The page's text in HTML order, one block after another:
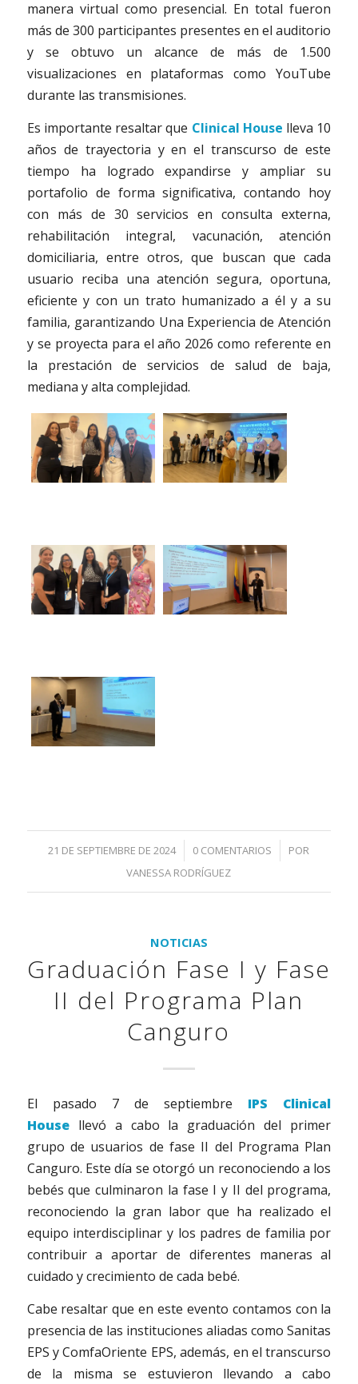
manera virtual como presencial. En total fueron
más de 300 participantes presentes en el auditorio
y se obtuvo un alcance de más de 1.500
visualizaciones en plataformas como YouTube
durante las transmisiones.
Es importante resaltar que Clinical House lleva 10
años de trayectoria y en el transcurso de este
tiempo ha logrado expandirse y ampliar su
portafolio de forma significativa, contando hoy
con más de 30 servicios en consulta externa,
rehabilitación integral, vacunación, atención
domiciliaria, entre otros, que buscan que cada
usuario reciba una atención segura, oportuna,
eficiente y con un trato humanizado a él y a su
familia, garantizando Una Experiencia de Atención
y se proyecta para el año 2026 como referente en
la prestación de servicios de salud de baja,
mediana y alta complejidad.
21 DE SEPTIEMBRE DE 2024
/ 0 COMENTARIOS
/
POR
VANESSA RODRÍGUEZ
NOTICIAS
Graduación Fase I y Fase
II del Programa Plan
Canguro
El pasado 7 de septiembre IPS Clinical
Housellevó a cabo la graduación del primer
grupo de usuarios de fase II del Programa Plan
Canguro. Este día se otorgó un reconociendo a los
bebés que culminaron la fase I y II del programa,
reconociendo la gran labor que ha realizado el
equipo interdisciplinar y los padres de familia por
contribuir a aportar de diferentes maneras al
cuidado y crecimiento de cada bebé.
Cabe resaltar que en este evento contamos con la
presencia de las instituciones aliadas como Sanitas
EPS y ComfaOriente EPS, además, en el transcurso
de la misma se estuvieron llevando a cabo